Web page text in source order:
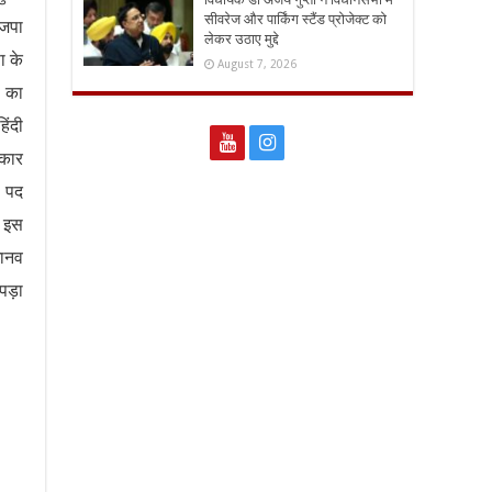
के
का
पद
इस
सीवरेज और पार्किंग स्टैंड प्रोजेक्ट को
लेकर उठाए मुद्दे
August 7, 2026